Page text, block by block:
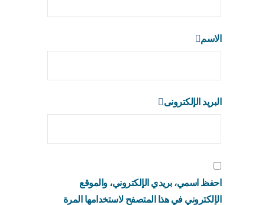
الاسم
البريد الإلكترونى
احفظ اسمي، بريدي الإلكتروني، والموقع
الإلكتروني في هذا المتصفح لاستخدامها المرة